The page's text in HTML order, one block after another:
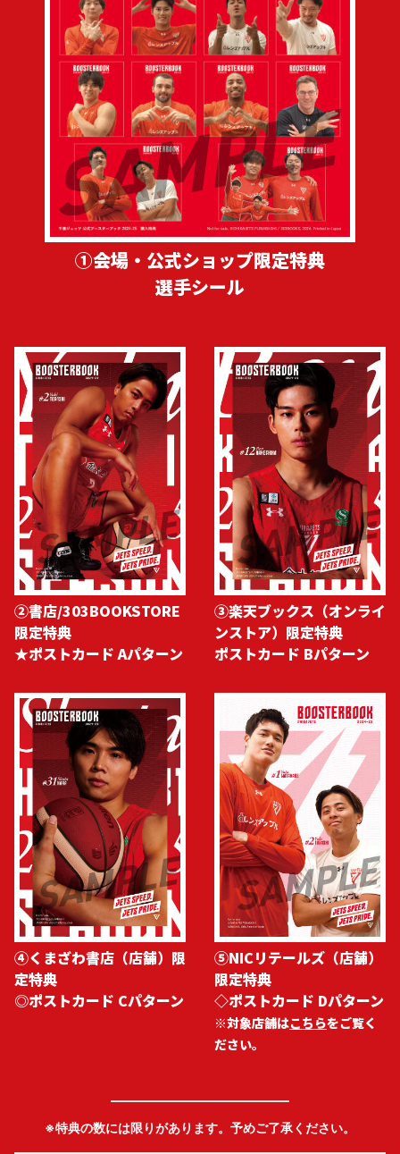
①会場・公式ショップ限定特典
選手シール
②書店/303BOOKSTORE
限定特典
★ポストカード Aパターン
③楽天ブックス（オンライ
ンストア）限定特典
ポストカード Bパターン
④くまざわ書店（店舗）限
定特典
◎ポストカード Cパターン
⑤NICリテールズ（店舗）
限定特典
◇ポストカード Dパターン
※対象店舗はこちらをご覧く
ださい。
※特典の数には限りがあります。予めご了承ください。